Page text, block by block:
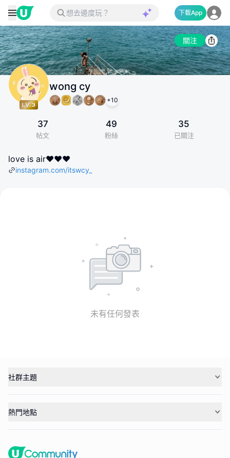
下載App
關注
wong cy
+10
37
帖文
49
粉絲
35
已關注
love is air❤️❤️❤️
instagram.com/itswcy_
未有任何發表
社群主題
熱門地點